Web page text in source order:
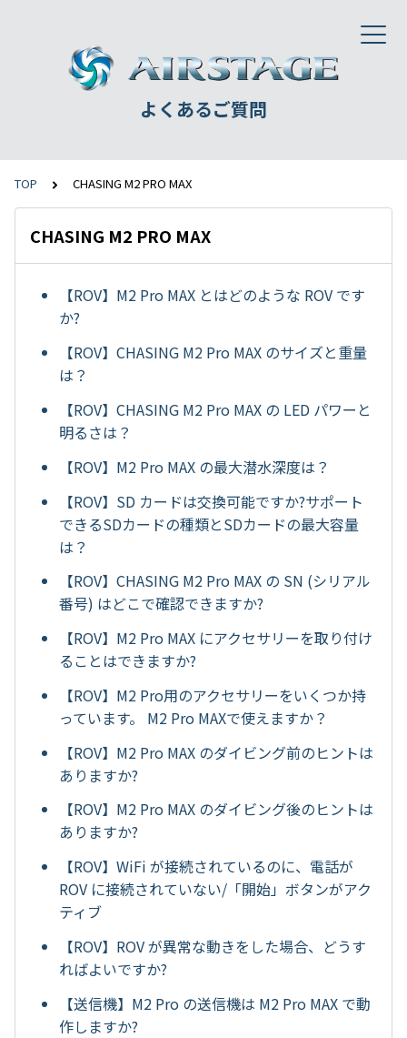
よくあるご質問
TOP CHASING M2 PRO MAX
CHASING M2 PRO MAX
【ROV】M2 Pro MAX とはどのような ROV です
か?
【ROV】CHASING M2 Pro MAX のサイズと重量
は？
【ROV】CHASING M2 Pro MAX の LED パワーと
明るさは？
【ROV】M2 Pro MAX の最大潜水深度は？
【ROV】SD カードは交換可能ですか?サポート
できるSDカードの種類とSDカードの最大容量
は？
【ROV】CHASING M2 Pro MAX の SN (シリアル
番号) はどこで確認できますか?
【ROV】M2 Pro MAX にアクセサリーを取り付け
ることはできますか?
【ROV】M2 Pro用のアクセサリーをいくつか持
っています。 M2 Pro MAXで使えますか？
【ROV】M2 Pro MAX のダイビング前のヒントは
ありますか?
【ROV】M2 Pro MAX のダイビング後のヒントは
ありますか?
【ROV】WiFi が接続されているのに、電話が
ROV に接続されていない/「開始」ボタンがアク
ティブ
【ROV】ROV が異常な動きをした場合、どうす
ればよいですか?
【送信機】M2 Pro の送信機は M2 Pro MAX で動
作しますか?